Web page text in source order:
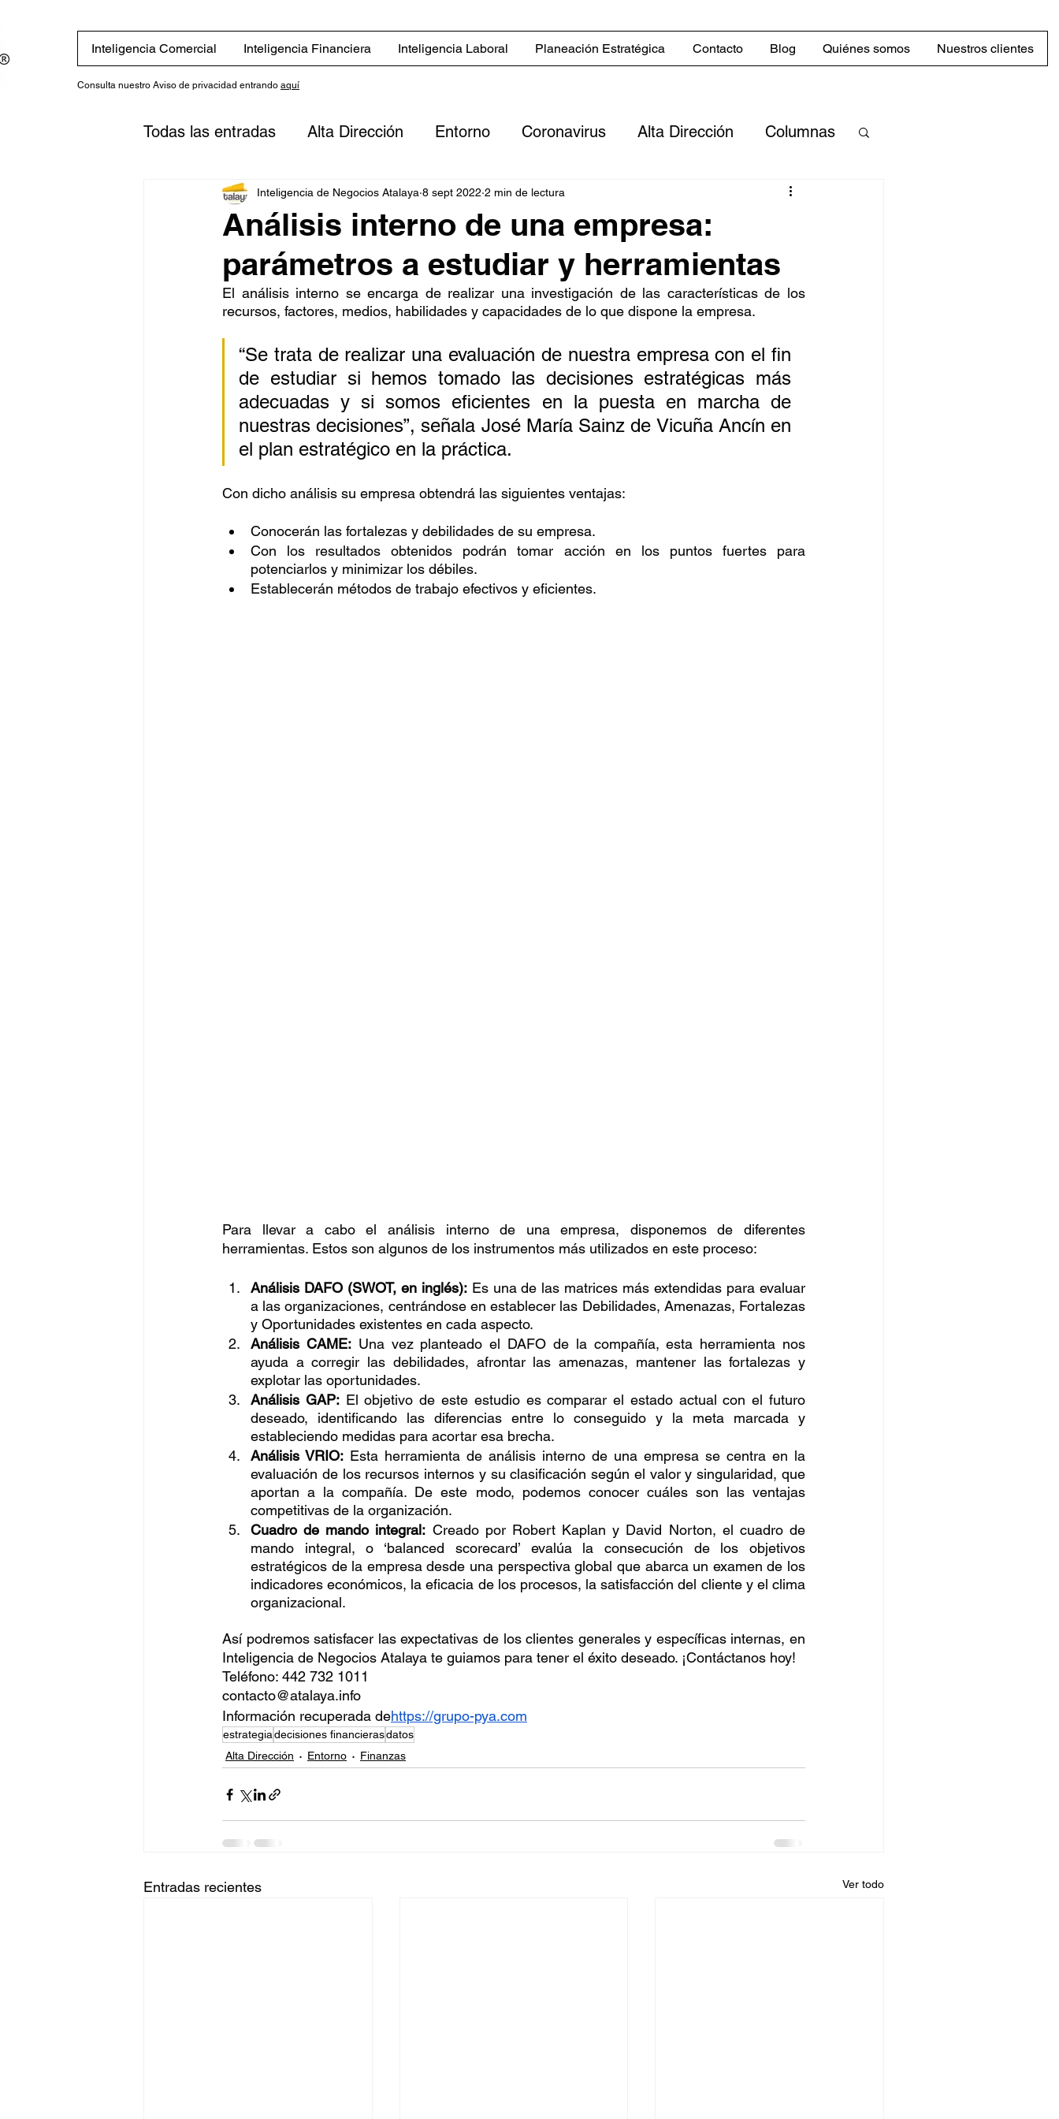
Inteligencia Comercial Inteligencia Financiera Inteligencia Laboral Planeación Estratégica Contacto Blog Quiénes somos Nuestros clientes
Consulta nuestro Aviso de privacidad entrando aquí
Todas las entradas Alta Dirección Entorno Coronavirus Alta Dirección Columnas
Eventos Novedades Servicios Blog in English
Finanzas Estrategias comerciales Sector inmobiliario Clientes Mercado
inversión Plan financiero Digitalización Flujo de efectivo Rentabilidad
Negocios BigData Retención de talento Ventas FODA Ahorro
Oportunidades Amenazas Reforma de vacaciones
Análisis interno de una empresa:
parámetros a estudiar y herramientas
Inteligencia de Negocios Atalaya 8 sept 2022 2 min de lectura
El análisis interno se encarga de realizar una investigación de las características de los
recursos, factores, medios, habilidades y capacidades de lo que dispone la empresa.
“Se trata de realizar una evaluación de nuestra empresa con el fin
de estudiar si hemos tomado las decisiones estratégicas más
adecuadas y si somos eficientes en la puesta en marcha de
nuestras decisiones”, señala José María Sainz de Vicuña Ancín en
el plan estratégico en la práctica.
Con dicho análisis su empresa obtendrá las siguientes ventajas:
Conocerán las fortalezas y debilidades de su empresa.
Con los resultados obtenidos podrán tomar acción en los puntos fuertes para
potenciarlos y minimizar los débiles.
Establecerán métodos de trabajo efectivos y eficientes.
Para llevar a cabo el análisis interno de una empresa, disponemos de diferentes
herramientas. Estos son algunos de los instrumentos más utilizados en este proceso:
Análisis DAFO (SWOT, en inglés): Es una de las matrices más extendidas para evaluar
a las organizaciones, centrándose en establecer las Debilidades, Amenazas, Fortalezas
y Oportunidades existentes en cada aspecto.
Análisis CAME: Una vez planteado el DAFO de la compañía, esta herramienta nos
ayuda a corregir las debilidades, afrontar las amenazas, mantener las fortalezas y
explotar las oportunidades.
Análisis GAP: El objetivo de este estudio es comparar el estado actual con el futuro
deseado, identificando las diferencias entre lo conseguido y la meta marcada y
estableciendo medidas para acortar esa brecha.
Análisis VRIO: Esta herramienta de análisis interno de una empresa se centra en la
evaluación de los recursos internos y su clasificación según el valor y singularidad, que
aportan a la compañía. De este modo, podemos conocer cuáles son las ventajas
competitivas de la organización.
Cuadro de mando integral: Creado por Robert Kaplan y David Norton, el cuadro de
mando integral, o ‘balanced scorecard’ evalúa la consecución de los objetivos
estratégicos de la empresa desde una perspectiva global que abarca un examen de los
indicadores económicos, la eficacia de los procesos, la satisfacción del cliente y el clima
organizacional.
Así podremos satisfacer las expectativas de los clientes generales y específicas internas, en
Inteligencia de Negocios Atalaya te guiamos para tener el éxito deseado. ¡Contáctanos hoy!
Teléfono: 442 732 1011
contacto@atalaya.info
Información recuperada dehttps://grupo-pya.com
estrategiadecisiones financierasdatos
Alta Dirección
Entorno Finanzas
Entradas recientes Ver todo